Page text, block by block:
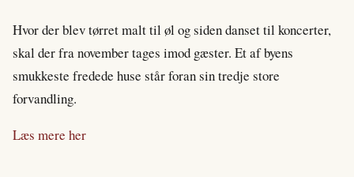
Hvor der blev tørret malt til øl og siden danset til koncerter,
skal der fra november tages imod gæster. Et af byens
smukkeste fredede huse står foran sin tredje store
forvandling.
Læs mere her